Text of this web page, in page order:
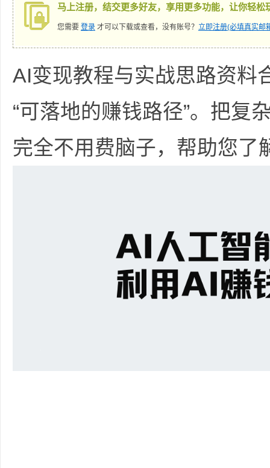
马上注册，结交更多好友，享用更多功能，让你轻松
您需要 登录 才可以下载或查看，没有账号？ 立即注册(必填真实邮
AI变现教程与实战思路资料
“可落地的赚钱路径”。把复
完全不用费脑子，帮助您了